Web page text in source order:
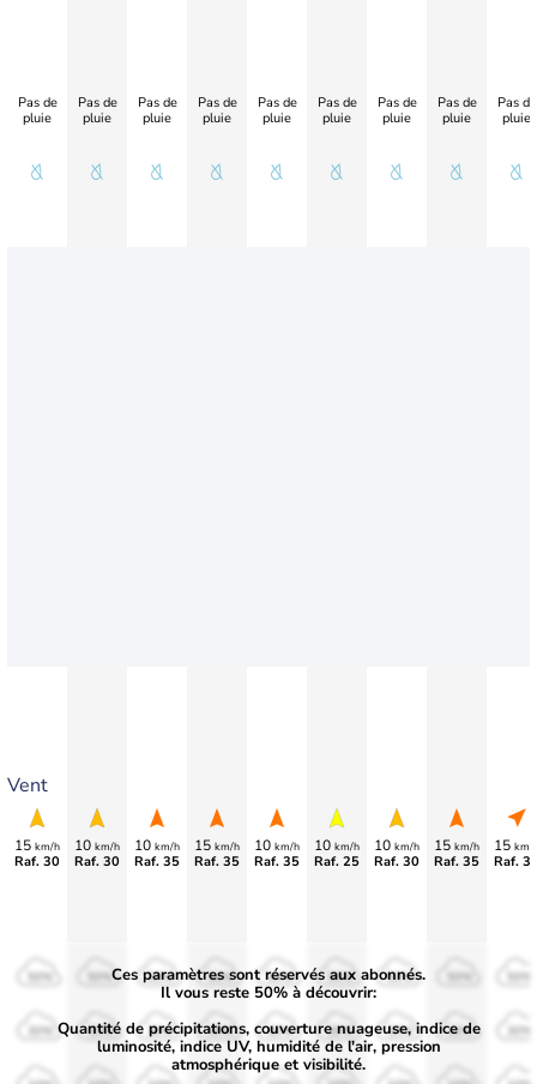
Vent
Pas de
pluie
15 km/h
Raf. 30
Pas de
pluie
10 km/h
Raf. 30
Pas de
pluie
10 km/h
Raf. 35
Pas de
pluie
15 km/h
Raf. 35
Pas de
pluie
10 km/h
Raf. 35
Pas de
pluie
10 km/h
Raf. 25
Pas de
pluie
10 km/h
Raf. 30
Pas de
pluie
15 km/h
Raf. 35
Pas de
pluie
15 km/
Raf.
50%
30%
50%
30%
50%
30%
50%
30%
50%
30%
50%
30%
50%
30% 30% 30%
Ces paramètres sont réservés aux abonnés.
Il vous reste 50% à découvrir:
Quantité de précipitations, couverture nuageuse, indice de
luminosité, indice UV, humidité de l'air, pression
atmosphérique et visibilité.